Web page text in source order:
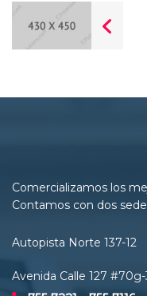
Comercializamos los
Contamos con dos
Autopista Norte 137-12
Avenida Calle 127